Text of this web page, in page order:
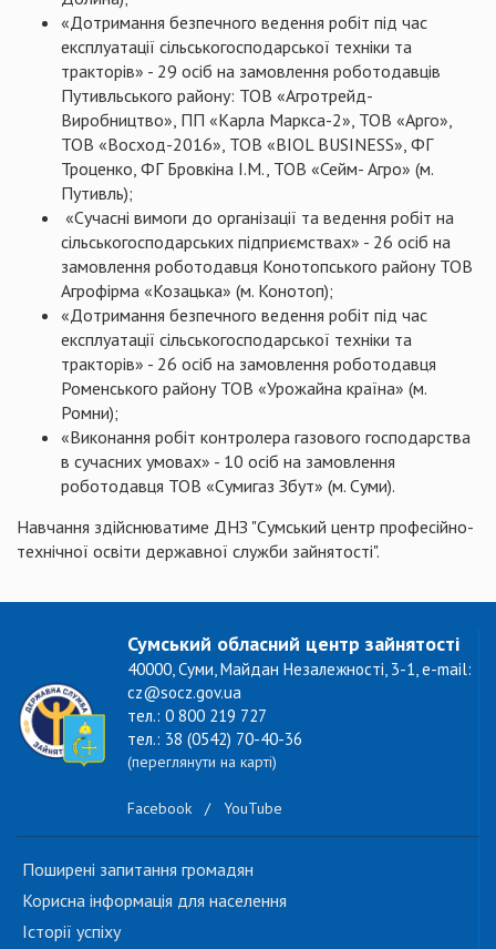
«Дотримання безпечного ведення робіт під час
експлуатації сільськогосподарської техніки та
тракторів» - 29 осіб на замовлення роботодавців
Путивльського району: ТОВ «Агротрейд-
Виробництво», ПП «Карла Маркса-2», ТОВ «Арго»,
ТОВ «Восход-2016», ТОВ «BIOL BUSINESS», ФГ
Троценко, ФГ Бровкіна І.М., ТОВ «Сейм- Агро» (м.
Путивль);
«Сучасні вимоги до організації та ведення робіт на
сільськогосподарських підприємствах» - 26 осіб на
замовлення роботодавця Конотопського району ТОВ
Агрофірма «Козацька» (м. Конотоп);
«Дотримання безпечного ведення робіт під час
експлуатації сільськогосподарської техніки та
тракторів» - 26 осіб на замовлення роботодавця
Роменського району ТОВ «Урожайна країна» (м.
Ромни);
«Виконання робіт контролера газового господарства
в сучасних умовах» - 10 осіб на замовлення
роботодавця ТОВ «Сумигаз Збут» (м. Суми).
Навчання здійснюватиме ДНЗ "Сумський центр професійно-
технічної освіти державної служби зайнятості".
Сумський обласний центр зайнятості
40000, Суми, Майдан Незалежності, 3-1, e-mail:
cz@socz.gov.ua
тел.: 0 800 219 727
тел.: 38 (0542) 70-40-36
(переглянути на карті)
Facebook / YouTube
Поширені запитання громадян
Корисна інформація для населення
Історії успіху